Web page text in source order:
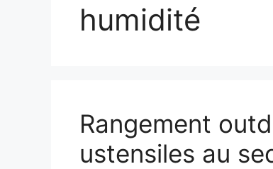
humidité
Rangement
ustensiles au